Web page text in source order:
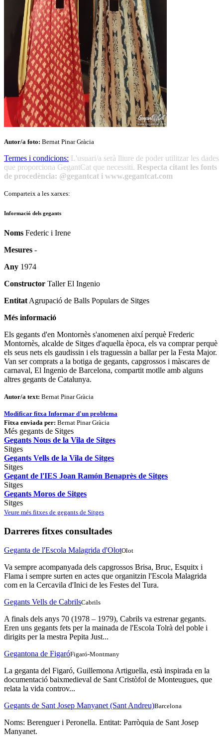
Autor/a foto: Bernat Pinar Gràcia
Termes i condicions: L'usuari/a serà lliure de poder utilitzar les dades
que proporciona GegantCat que necessiti. Respecta citant les fonts
de procedència: @gegantcat i www.gegantcat.com
Comparteix a les xarxes:
Informació dels gegants
Noms Federic i Irene
Mesures -
Any 1974
Constructor Taller El Ingenio
Entitat Agrupació de Balls Populars de Sitges
Més informació
Els gegants d'en Montornès s'anomenen així perquè Frederic
Montornès, alcalde de Sitges d'aquella època, els va comprar perquè
els seus nets els gaudissin i els traguessin a ballar per la Festa Major.
Van ser comprats a la botiga de gegants, capgrossos i màscares de
carnaval, El Ingenio de Barcelona, compartit motlle amb alguns
altres gegants de Catalunya.
Autor/a text: Bernat Pinar Gràcia
Modificar fitxa Informar d'un problema
Fitxa enviada per: Bernat Pinar Gràcia
Més gegants de Sitges
Gegants Nous de la Vila de Sitges
Sitges
Gegants Vells de la Vila de Sitges
Sitges
Gegant de l'IES Joan Ramón Benaprès de Sitges
Sitges
Gegants Moros de Sitges
Sitges
Veure més fitxes de gegants de Sitges
Darreres fitxes consultades
Geganta de l'Escola Malagrida d'OlotOlot
Va sempre acompanyada dels capgrossos Brisa, Bruc, Esquitx i
Flama i sempre surten en actes que organitzin l'Escola Malagrida
com en la Cercavila d'Inici de les Festes del Tura.
Gegants Vells de CabrilsCabrils
A finals dels anys 70 (1978 – 1979), Cabrils va estrenar gegants.
Eren uns gegants fets per la mainada de l'Escola Tolrà del poble i
dirigits per la mestra Pepita Just...
Gegantona de FigaróFigaró-Montmany
La geganta del Figaró, Guillemona Artiguella, està inspirada en la
documentació baixmedieval de Sant Cristòfol de Monteugues, que
relata la vida controv...
Gegants de Sant Josep Manyanet (Sant Andreu)Barcelona
Noms: Berenguer i Peronella. Entitat: Parròquia de Sant Josep
Manyanet.